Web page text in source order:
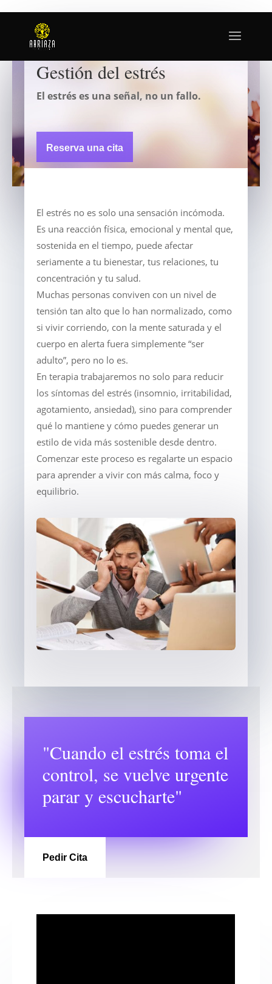
Gestión del estrés
El estrés es una señal, no un fallo.
Reserva una cita
El estrés no es solo una sensación incómoda.
Es una reacción física, emocional y mental que,
sostenida en el tiempo, puede afectar
seriamente a tu bienestar, tus relaciones, tu
concentración y tu salud.
Muchas personas conviven con un nivel de
tensión tan alto que lo han normalizado, como
si vivir corriendo, con la mente saturada y el
cuerpo en alerta fuera simplemente “ser
adulto”, pero no lo es.
En terapia trabajaremos no solo para reducir
los síntomas del estrés (insomnio, irritabilidad,
agotamiento, ansiedad), sino para comprender
qué lo mantiene y cómo puedes generar un
estilo de vida más sostenible desde dentro.
Comenzar este proceso es regalarte un espacio
para aprender a vivir con más calma, foco y
equilibrio.
"Cuando el estrés toma el
control, se vuelve urgente
parar y escucharte"
Pedir Cita